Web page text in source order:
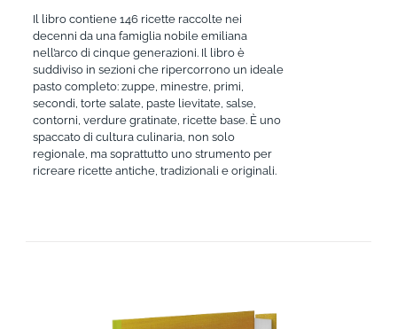
Il libro contiene 146 ricette raccolte nei
decenni da una famiglia nobile emiliana
nell’arco di cinque generazioni. Il libro è
suddiviso in sezioni che ripercorrono un ideale
pasto completo: zuppe, minestre, primi,
secondi, torte salate, paste lievitate, salse,
contorni, verdure gratinate, ricette base. È uno
spaccato di cultura culinaria, non solo
regionale, ma soprattutto uno strumento per
ricreare ricette antiche, tradizionali e originali.